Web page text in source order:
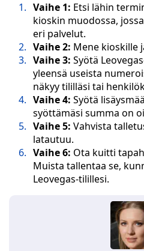
Vaihe 1: Etsi lähin
kioskin muodossa,
eri palvelut.
Vaihe 2: Mene kioskille
Vaihe 3: Syötä
yleensä useista
näkyy tililläsi tai
Vaihe 4: Syötä
syöttämäsi summa on
Vaihe 5: Vahvista
latautuu.
Vaihe 6: Ota kuitti
Muista tallentaa se,
Leovegas-tilillesi.